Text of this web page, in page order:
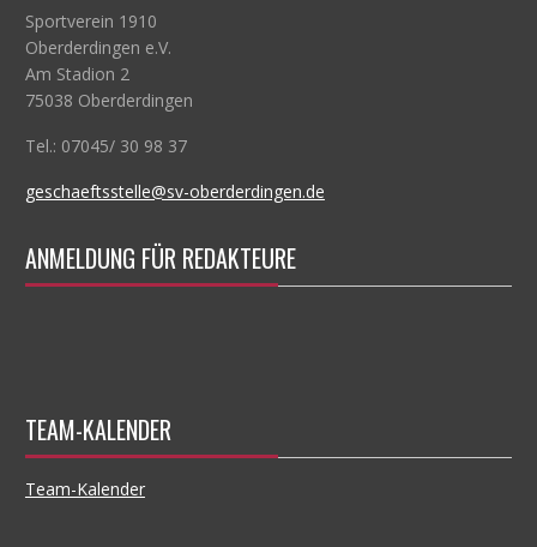
Sportverein 1910
Oberderdingen e.V.
Am Stadion 2
75038 Oberderdingen
Tel.: 07045/ 30 98 37
geschaeftsstelle@sv-oberderdingen.de
ANMELDUNG FÜR REDAKTEURE
TEAM-KALENDER
Team-Kalender